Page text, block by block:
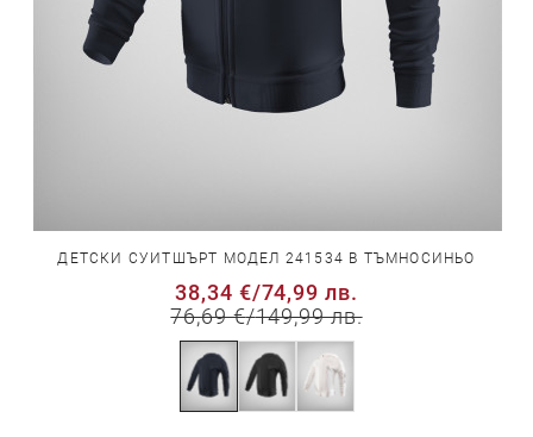
ДЕТСКИ СУИТШЪРТ МОДЕЛ 241534 В ТЪМНОСИНЬО
38,34 €/74,99 лв.
76,69 €/149,99 лв.